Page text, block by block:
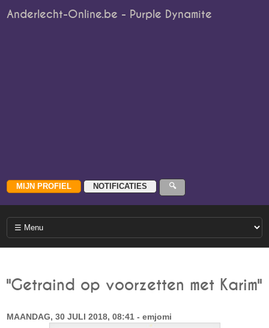
Anderlecht-Online.be - Purple Dynamite
"Getraind op voorzetten met Karim"
MAANDAG, 30 JULI 2018, 08:41 - emjomi